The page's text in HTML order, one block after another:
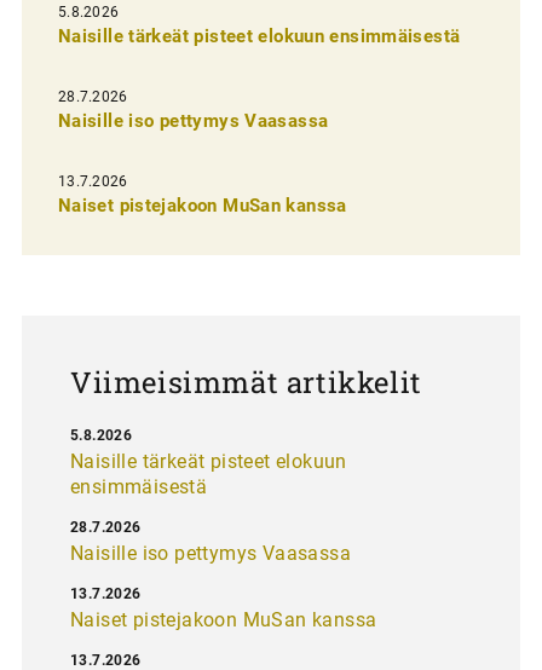
l
i
e
n
e
5.8.2026
Naisille tärkeät pisteet elokuun ensimmäisestä
28.7.2026
Naisille iso pettymys Vaasassa
13.7.2026
Naiset pistejakoon MuSan kanssa
Viimeisimmät artikkelit
Naisille tärkeät pisteet elokuun
ensimmäisestä
5.8.2026
Naisille iso pettymys Vaasassa
28.7.2026
Naiset pistejakoon MuSan kanssa
13.7.2026
13.7.2026